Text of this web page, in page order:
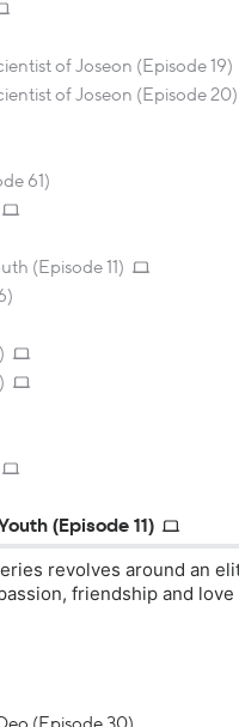
of Joseon (Episode 19)
of Joseon (Episode 20)
61)
(Episode 11)
(Episode 11)
revolves around an
friendship and
(Episode 30)